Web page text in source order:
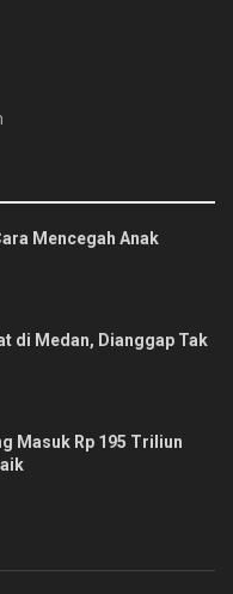
Mencegah Anak
di Medan, Dianggap Tak
Masuk Rp 195 Triliun